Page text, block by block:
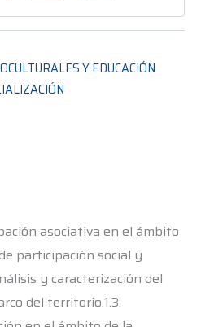
Y EDUCACIÓN
asociativa en el ámbito
participación social y
y caracterización del
del territorio.1.3.